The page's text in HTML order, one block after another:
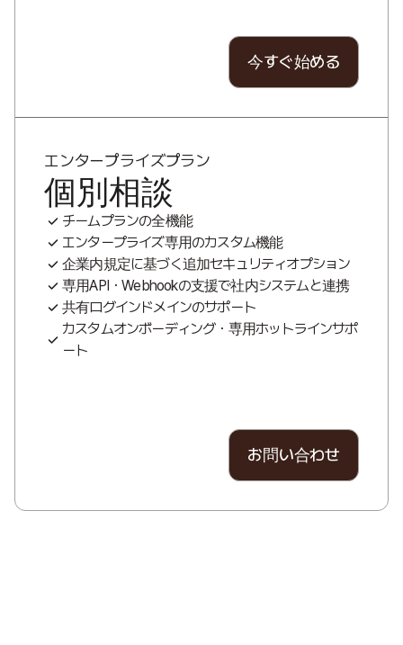
今すぐ始める
エンタープライズプラン
個別相談
チームプランの全機能
エンタープライズ専用のカスタム機能
企業内規定に基づく追加セキュリティオプション
専用API・Webhookの支援で社内システムと連携
共有ログインドメインのサポート
カスタムオンボーディング・専用ホットラインサポ
ート
お問い合わせ